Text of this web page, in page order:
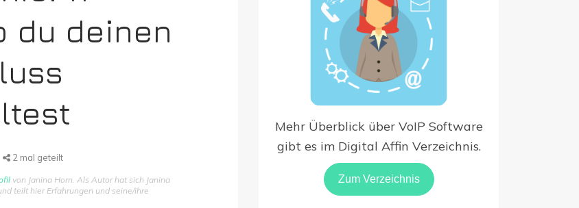
du deinen
2 mal geteilt
von Janina Horn. Als Autor hat sich Janina
teilt hier Erfahrungen und seine/ihre
Mehr Überblick über VoIP Software
gibt es im Digital Affin Verzeichnis.
Zum Verzeichnis